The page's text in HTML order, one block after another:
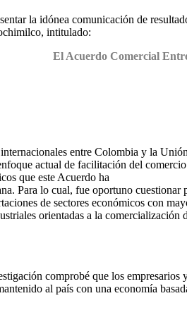
la idónea comunicación de
intitulado:
El Acuerdo Comercial
entre Colombia y la
actual de facilitación del
que este Acuerdo ha
Para lo cual, fue oportuno
de sectores económicos con
orientadas a la
comprobé que los
al país con una economía